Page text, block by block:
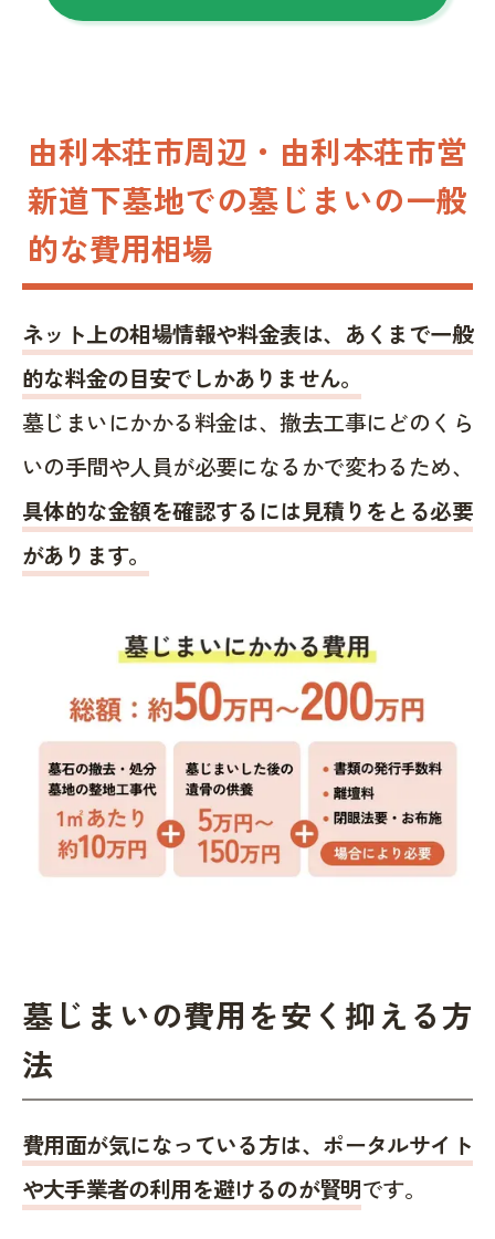
由利本荘市周辺・由利本荘市営
新道下墓地での墓じまいの一般
的な費用相場
ネット上の相場情報や料金表は、あくまで一般
的な料金の目安でしかありません。
墓じまいにかかる料金は、撤去工事にどのくら
いの手間や人員が必要になるかで変わるため、
具体的な金額を確認するには見積りをとる必要
があります。
墓じまいの費用を安く抑える方
法
費用面が気になっている方は、ポータルサイト
や大手業者の利用を避けるのが賢明です。